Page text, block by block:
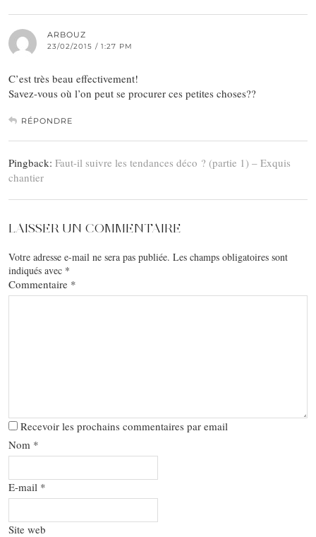
ARBOUZ
23/02/2015 / 1:27 PM
C’est très beau effectivement!
Savez-vous où l’on peut se procurer ces petites choses??
RÉPONDRE
Pingback: Faut-il suivre les tendances déco ? (partie 1) – Exquis
chantier
LAISSER UN COMMENTAIRE
Votre adresse e-mail ne sera pas publiée. Les champs obligatoires sont
indiqués avec *
Commentaire *
Recevoir les prochains commentaires par email
Nom *
E-mail *
Site web